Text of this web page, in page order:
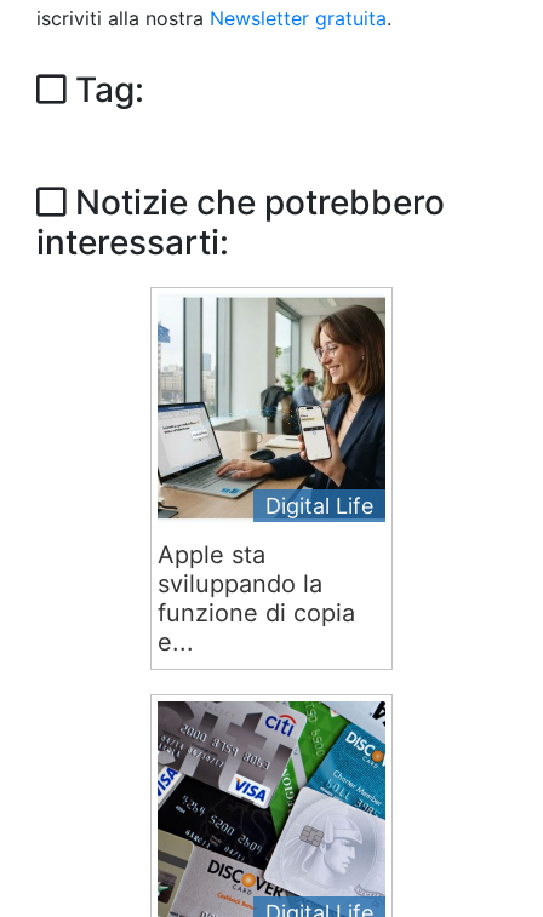
iscriviti alla nostra Newsletter gratuita.
Tag:
Notizie che potrebbero
interessarti:
Digital Life
Apple sta
sviluppando la
funzione di copia
e...